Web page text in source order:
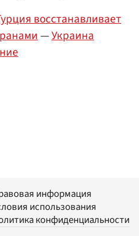
восстанавливает
—Украина
информация
использования
конфиденциальности